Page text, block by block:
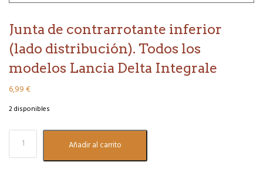
Junta de contrarrotante inferior
(lado distribución). Todos los
modelos Lancia Delta Integrale
6,99€
2 disponibles
Junta
contrarrotante
Añadir al carrito